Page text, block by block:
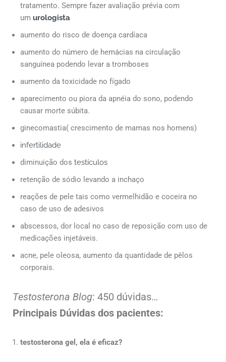
tratamento. Sempre fazer avaliação prévia com
um urologista
aumento do risco de doença cardíaca
aumento do número de hemácias na circulação
sanguínea podendo levar a tromboses
aumento da toxicidade no fígado
aparecimento ou piora da apnéia do sono, podendo
causar morte súbita.
ginecomastia( crescimento de mamas nos homens)
infertilidade
diminuição dos testículos
retenção de sódio levando a inchaço
reações de pele tais como vermelhidão e coceira no
caso de uso de adesivos
abscessos, dor local no caso de reposição com uso de
medicações injetáveis.
acne, pele oleosa, aumento da quantidade de pêlos
corporais.
Testosterona Blog: 450 dúvidas…
Principais Dúvidas dos pacientes:
testosterona gel, ela é eficaz?